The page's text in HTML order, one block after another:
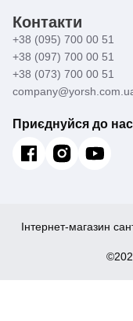
Контакти
+38 (095) 700 00 51
+38 (097) 700 00 51
+38 (073) 700 00 51
Приєднуйся до нас
Інтернет-магазин